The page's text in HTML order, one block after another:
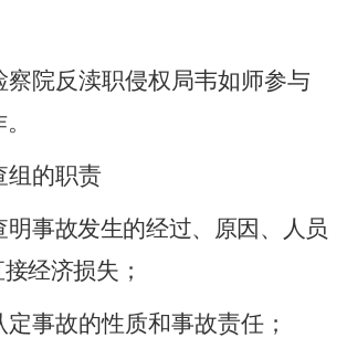
察院反渎职侵权局韦如师参与
组的职责
明事故发生的经过、原因、人员
经济损失；
定事故的性质和事故责任；